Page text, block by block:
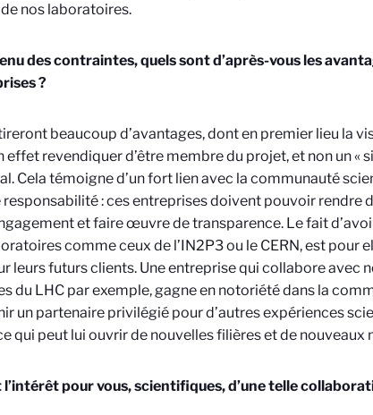
nos laboratoires.
des contraintes, quels sont d’après-vous les
?
beaucoup d’avantages, dont en premier lieu la
effet revendiquer d’être membre du projet, et non un «
Cela témoigne d’un fort lien avec la communauté
responsabilité : ces entreprises doivent pouvoir rendre
et faire œuvre de transparence. Le fait
comme ceux de l’IN2P3 ou le CERN, est pour
leurs futurs clients. Une entreprise qui collabore avec
du LHC par exemple, gagne en notoriété dans la
un partenaire privilégié pour d’autres expériences
qui peut lui ouvrir de nouvelles filières et de nouveaux
l’intérêt pour vous, scientifiques, d’une telle